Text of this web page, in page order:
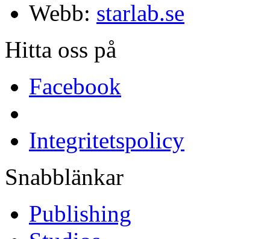
Webb: starlab.se
Hitta oss på
Facebook
Integritetspolicy
Snabblänkar
Publishing